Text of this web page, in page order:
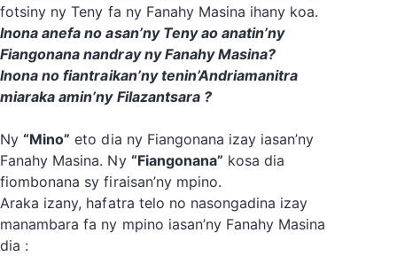
fotsiny ny Teny fa ny Fanahy Masina ihany koa.
Inona anefa no asan’ny Teny ao anatin’ny
Fiangonana nandray ny Fanahy Masina?
Inona no fiantraikan’ny tenin’Andriamanitra
miaraka amin’ny Filazantsara ?
‎‎Ny“Mino” eto dia ny Fiangonana izay iasan’ny
Fanahy Masina. Ny “Fiangonana” kosa dia
fiombonana sy firaisan’ny mpino.
Araka izany, hafatra telo no nasongadina izay
manambara fa ny mpino iasan’ny Fanahy Masina
dia :